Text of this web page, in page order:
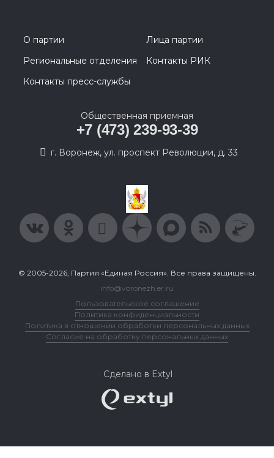
О партии
Лица партии
Региональные отделения
Контакты РИК
Контакты пресс-службы
Общественная приемная
+7 (473) 239-93-39
г. Воронеж, ул. проспект Революции, д. 33
© 2005-2026, Партия «Единая Россия». Все права защищены.
info@voronezh.er.ru
Пользовательское соглашение
Политика конфиденциальности
Политика в отношении обработки персональных данных
Согласие на обработку персональных данных
Сделано в Extyl